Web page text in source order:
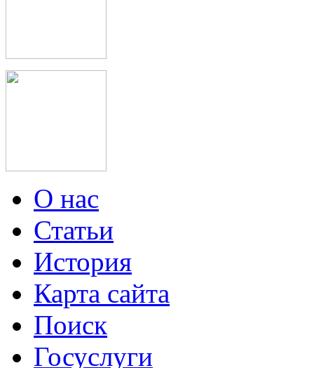
О нас
Статьи
История
Карта сайта
Поиск
Госуслуги